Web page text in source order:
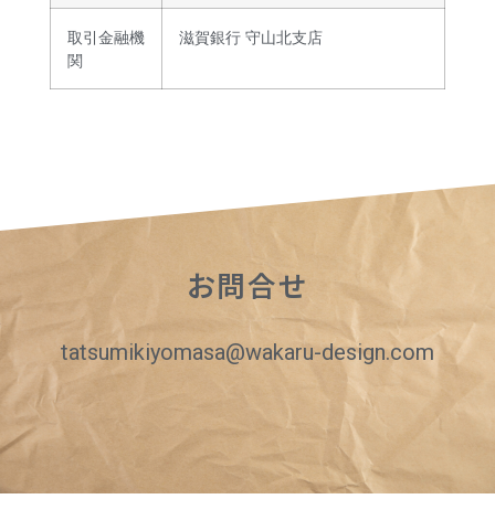
取引金融機
関
滋賀銀行 守山北支店
お問合せ
tatsumikiyomasa@wakaru-design.com​